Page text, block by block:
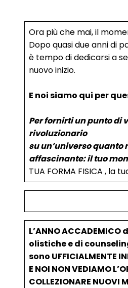
Ora più che mai, il
Dopo quasi due anni di
è tempo di dedicarsi a
nuovo inizio.
E noi siamo qui per
Per fornirti un punto di
rivoluzionario
su un’universo quanto
affascinante:il tuo
TUA FORMA FISICA , la
L’ANNO
olistiche e di
sono UFFICIALMENTE
E NOI NON VEDIAMO
COLLEZIONARE NUOVI